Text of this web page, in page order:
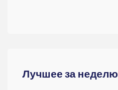
Лучшее за неделю